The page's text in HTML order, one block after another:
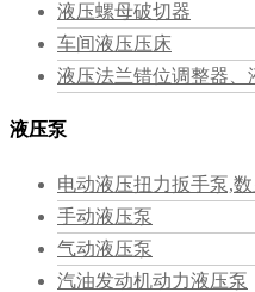
液压螺母破切器
车间液压压床
液压法兰错位调整器、
液压泵
电动液压扭力扳手泵,
手动液压泵
气动液压泵
汽油发动机动力液压泵